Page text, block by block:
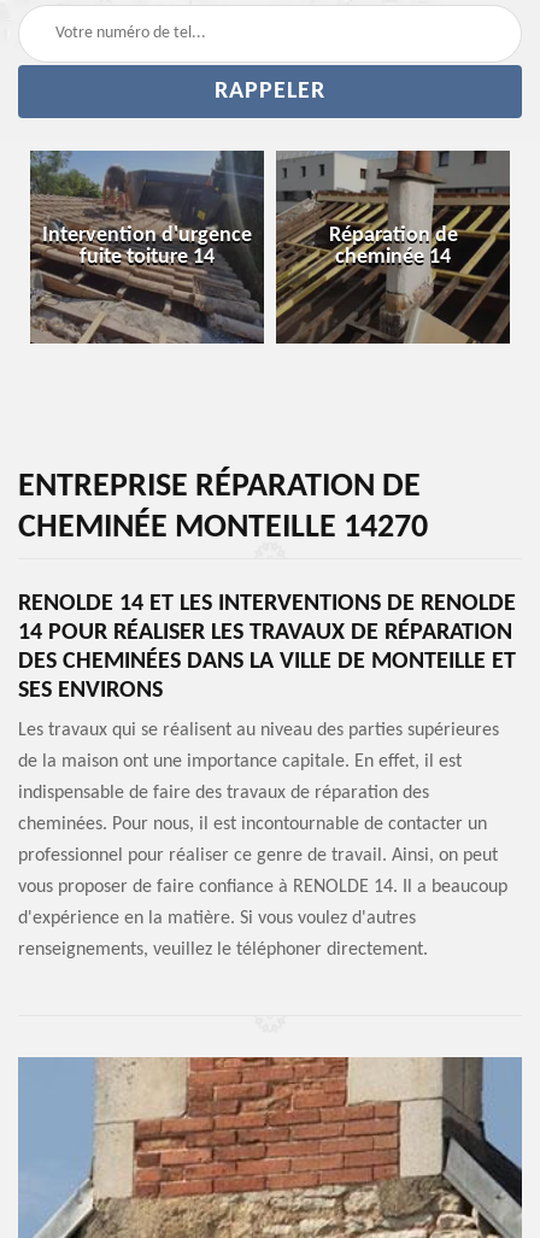
Réparation de
cheminée 14
Pose et réparation de
chapeau de cheminée
14
ENTREPRISE RÉPARATION DE
CHEMINÉE MONTEILLE 14270
RENOLDE 14 ET LES INTERVENTIONS DE RENOLDE
14 POUR RÉALISER LES TRAVAUX DE RÉPARATION
DES CHEMINÉES DANS LA VILLE DE MONTEILLE ET
SES ENVIRONS
Les travaux qui se réalisent au niveau des parties supérieures
de la maison ont une importance capitale. En effet, il est
indispensable de faire des travaux de réparation des
cheminées. Pour nous, il est incontournable de contacter un
professionnel pour réaliser ce genre de travail. Ainsi, on peut
vous proposer de faire confiance à RENOLDE 14. Il a beaucoup
d'expérience en la matière. Si vous voulez d'autres
renseignements, veuillez le téléphoner directement.